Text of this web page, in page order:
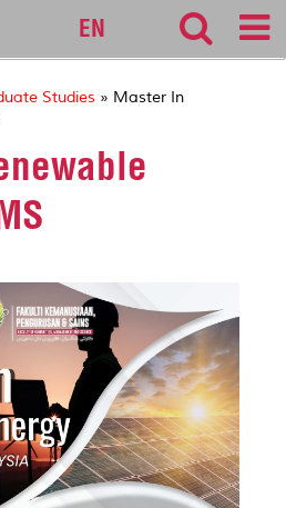
EN
Studies » Master In